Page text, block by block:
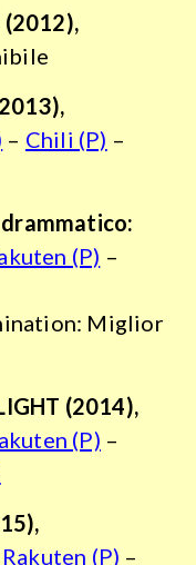
(2012),
– Chili (P) –
(P) –
Miglior
(2014),
(P) –
Rakuten (P) –